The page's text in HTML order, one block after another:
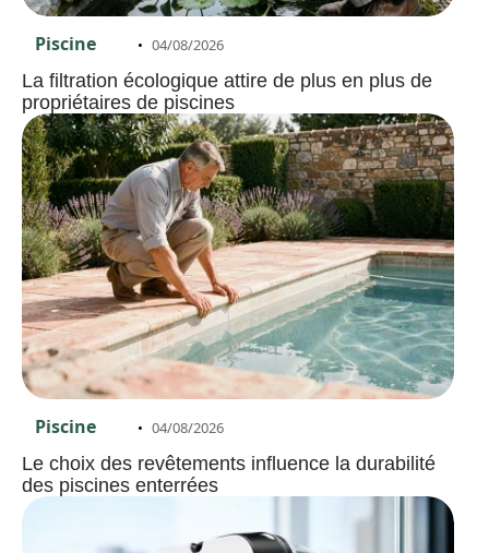
Piscine 04/08/2026
La filtration écologique attire de plus en plus de
propriétaires de piscines
Piscine 04/08/2026
Le choix des revêtements influence la durabilité
des piscines enterrées